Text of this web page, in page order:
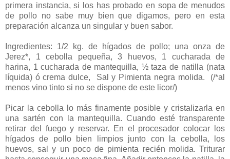
primera instancia, si los has probado en sopa de menudos
de pollo no sabe muy bien que digamos, pero en esta
preparación alcanza un singular y buen sabor.
Ingredientes: 1/2 kg. de hígados de pollo; una onza de
Jerez*, 1 cebolla pequeña, 3 huevos, 1 cucharada de
harina, 1 cucharada de mantequilla, ½ taza de natilla (nata
líquida) ó crema dulce, Sal y Pimienta negra molida. (/*al
menos vino tinto si no se dispone de este licor/)
Picar la cebolla lo más finamente posible y cristalizarla en
una sartén con la mantequilla. Cuando esté transparente
retirar del fuego y reservar. En el procesador colocar los
hígados de pollo bien limpios junto con la cebolla, los
huevos, sal y un poco de pimienta recién molida. Triturar